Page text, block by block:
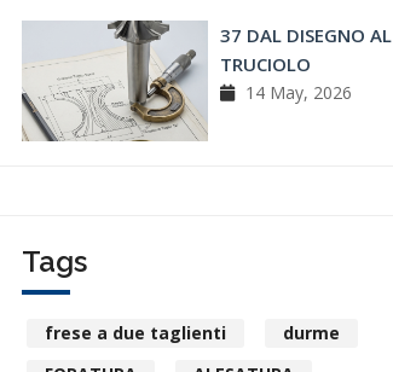
37 DAL DISEGNO AL
TRUCIOLO
14 May, 2026
Tags
frese a due taglienti
durme